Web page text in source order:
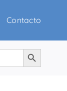
Contacto
Botón de búsqueda